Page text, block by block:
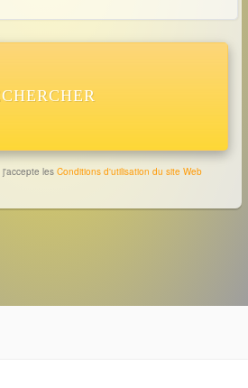
j'accepte les Conditions d'utilisation du site Web